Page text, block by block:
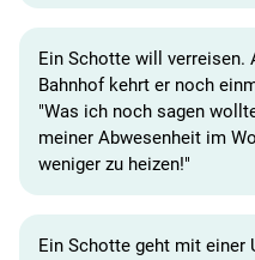
Ein Schotte will verreisen.
Bahnhof kehrt er noch
"Was ich noch sagen
meiner Abwesenheit im
weniger zu heizen!"
Ein Schotte geht mit einer